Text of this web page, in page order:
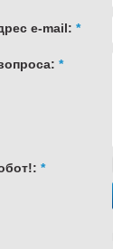
e-mail: *
*
*